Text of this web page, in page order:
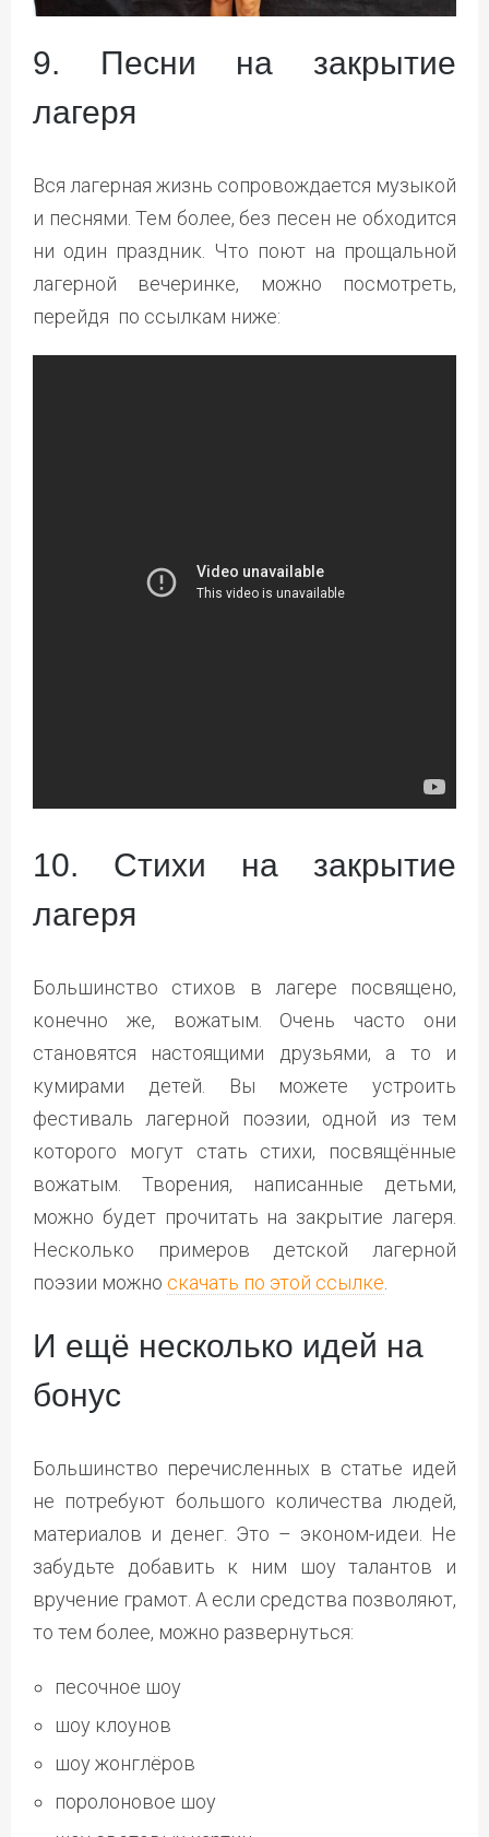
9. Песни на закрытие
лагеря
Вся лагерная жизнь сопровождается музыкой
и песнями. Тем более, без песен не обходится
ни один праздник. Что поют на прощальной
лагерной вечеринке, можно посмотреть,
перейдя по ссылкам ниже:
10. Стихи на закрытие
лагеря
Большинство стихов в лагере посвящено,
конечно же, вожатым. Очень часто они
становятся настоящими друзьями, а то и
кумирами детей. Вы можете устроить
фестиваль лагерной поэзии, одной из тем
которого могут стать стихи, посвящённые
вожатым. Творения, написанные детьми,
можно будет прочитать на закрытие лагеря.
Несколько примеров детской лагерной
поэзии можно скачать по этой ссылке
И ещё несколько идей на
бонус
Большинство перечисленных в статье идей
не потребуют большого количества людей,
материалов и денег. Это – эконом-идеи. Не
забудьте добавить к ним шоу талантов и
вручение грамот. А если средства позволяют,
то тем более, можно развернуться:
песочное шоу
шоу клоунов
шоу жонглёров
поролоновое шоу